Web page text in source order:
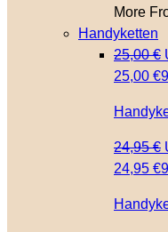
More
Handyketten
25,00€
25,00 €
24,95€
24,95 €